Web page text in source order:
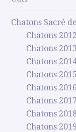
Chatons Sacré
Chatons 2012
Chatons 2013
Chatons
Chatons 2015
Chatons 2016
Chatons 2017
Chatons
Chatons 2019